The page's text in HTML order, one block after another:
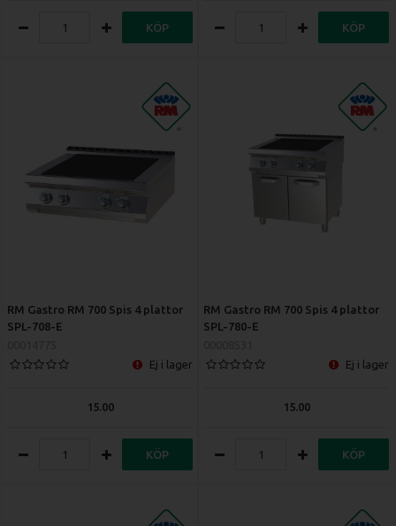
KÖP KÖP
RM Gastro RM 700 Spis 4 plattor
SPL-708-E
Ej i lager
15.00
KÖP
RM Gastro RM 700 Spis 4 plattor
SPL-780-E
Ej i lager
15.00
KÖP